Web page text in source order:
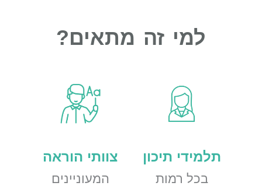
למי זה מתאים?
תלמידי תיכון
בכל רמות
צוותי הוראה
המעוניינים